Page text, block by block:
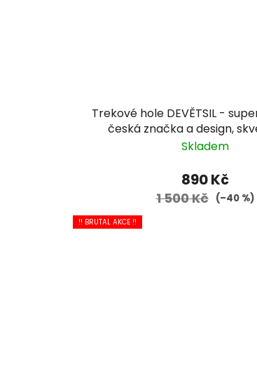
Trekové hole DEVĚTSIL -
česká značka a design,
Skladem
890 Kč
1 500 Kč (–40 %)
!! BRUTAL AKCE !!